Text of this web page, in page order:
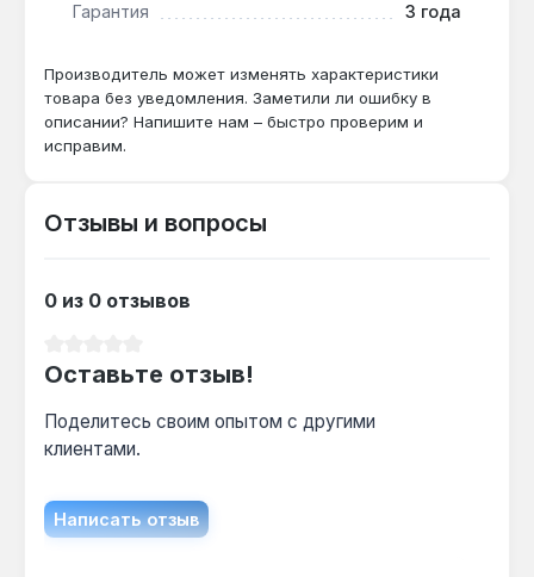
позиционирования лазерного уровня при монтаже
конструкций, выравнивании стен и установке
оборудования. Производство — Латвия. Гарантия
3 года, доставка по Украине.
Гарантия 3 года
Производитель может изменять характеристики
товара без уведомления. Заметили ли ошибку в
описании? Напишите нам – быстро проверим и
исправим.
Отзывы и вопросы
0 из 0 отзывов
Оставьте отзыв!
Поделитесь своим опытом с другими
клиентами.
Написать отзыв